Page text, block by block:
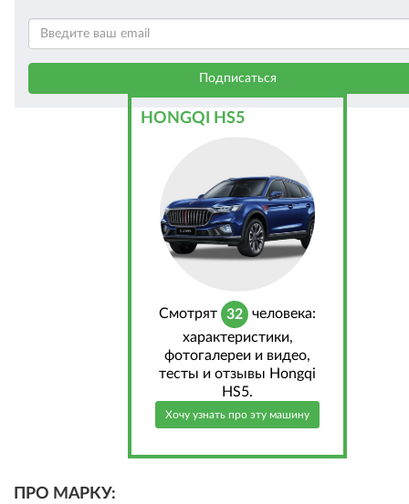
HONGQI HS5
Cмотрят 32
человека:
характеристики,
фотогалереи и видео,
тесты и отзывы Hongqi
HS5.
Хочу узнать про эту машину
ПРО МАРКУ: